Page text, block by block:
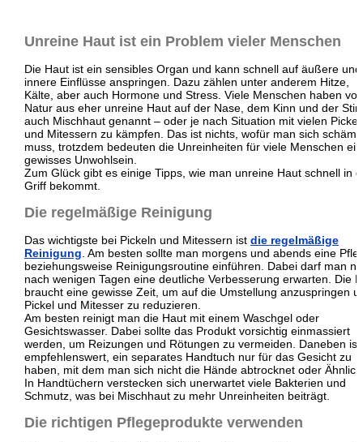
Unreine Haut ist ein Problem vieler Menschen
Die Haut ist ein sensibles Organ und kann schnell auf äußere und
innere Einflüsse anspringen. Dazu zählen unter anderem Hitze,
Kälte, aber auch Hormone und Stress. Viele Menschen haben von
Natur aus eher unreine Haut auf der Nase, dem Kinn und der
auch Mischhaut genannt – oder je nach Situation mit vielen
und Mitessern zu kämpfen. Das ist nichts, wofür man sich
muss, trotzdem bedeuten die Unreinheiten für viele Menschen ein
gewisses Unwohlsein.
Zum Glück gibt es einige Tipps, wie man unreine Haut schnell in
Griff bekommt.
Die regelmäßige Reinigung
Das wichtigste bei Pickeln und Mitessern ist die regelmäßige
Reinigung . Am besten sollte man morgens und abends eine
beziehungsweise Reinigungsroutine einführen. Dabei darf man
nach wenigen Tagen eine deutliche Verbesserung erwarten. Die
braucht eine gewisse Zeit, um auf die Umstellung anzuspringen
Pickel und Mitesser zu reduzieren.
Am besten reinigt man die Haut mit einem Waschgel oder
Gesichtswasser. Dabei sollte das Produkt vorsichtig einmassiert
werden, um Reizungen und Rötungen zu vermeiden. Daneben ist
empfehlenswert, ein separates Handtuch nur für das Gesicht zu
haben, mit dem man sich nicht die Hände abtrocknet oder
In Handtüchern verstecken sich unerwartet viele Bakterien und
Schmutz, was bei Mischhaut zu mehr Unreinheiten beiträgt.
Die richtigen Pflegeprodukte verwenden